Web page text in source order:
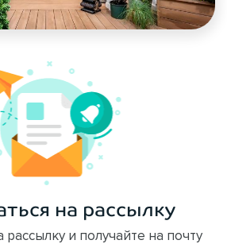
на рассылку
и получайте на почту